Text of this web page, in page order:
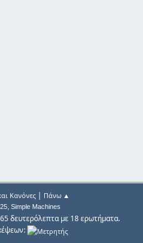
Κανόνες| Πάνω ▲
, Simple Machines
δευτερόλεπτα με 18 ερωτήματα.